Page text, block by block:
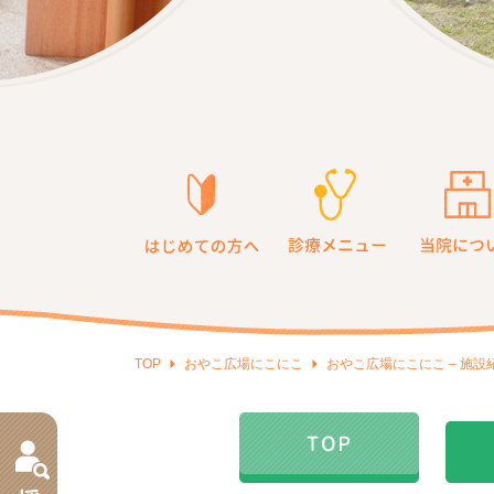
TOP おやこ広場にこにこ おやこ広場にこにこ – 施設